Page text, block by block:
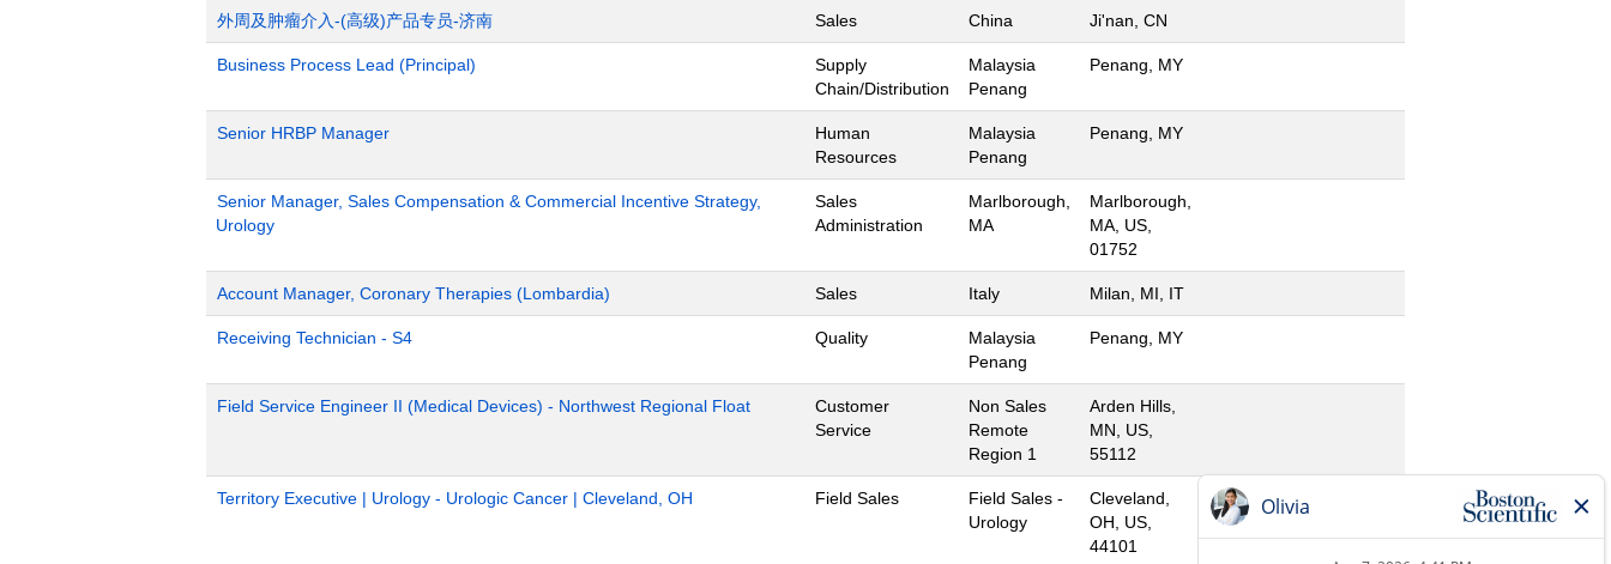
外周及肿瘤介入-(高级)产品专员-济南 Sales China Ji'nan, CN
Business Process Lead (Principal)
Supply
Chain/Distribution
Malaysia
Penang
Penang, MY
Senior HRBP Manager
Human
Resources
Malaysia
Penang
Penang, MY
Senior Manager, Sales Compensation & Commercial Incentive Strategy,
Urology
Sales
Administration
Marlborough,
MA
Marlborough,
MA, US,
01752
Account Manager, Coronary Therapies (Lombardia) Sales Italy Milan, MI, IT
Receiving Technician - S4 Quality
Malaysia
Penang
Penang, MY
Field Service Engineer II (Medical Devices) - Northwest Regional Float
Customer
Service
Non Sales
Remote
Region 1
Arden Hills,
MN, US,
55112
Territory Executive | Urology - Urologic Cancer | Cleveland, OH Field Sales
Field Sales -
Urology
Cleveland,
OH, US,
44101